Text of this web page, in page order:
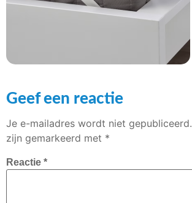
Geef een reactie
Je e-mailadres wordt niet gepubliceerd.
zijn gemarkeerd met *
Reactie *